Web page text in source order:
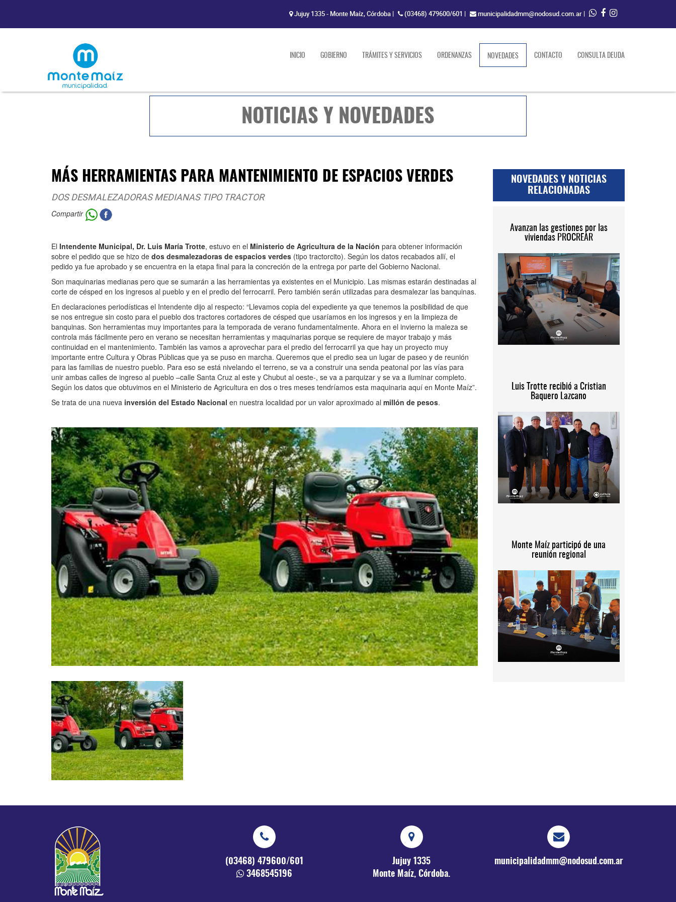
Jujuy 1335 - Monte Maíz, Córdoba | (03468) 479600/601 | municipalidadmm@nodosud.com.ar |
INICIO GOBIERNO TRÁMITES Y SERVICIOS ORDENANZAS NOVEDADES(current)CONTACTO CONSULTA DEUDA
NOTICIAS Y NOVEDADES
MÁS HERRAMIENTAS PARA MANTENIMIENTO DE ESPACIOS VERDES
DOS DESMALEZADORAS MEDIANAS TIPO TRACTOR
Compartir
El Intendente Municipal, Dr. Luis María Trotte, estuvo en el Ministerio de Agricultura de la Nación para obtener información
sobre el pedido que se hizo de dos desmalezadoras de espacios verdes (tipo tractorcito). Según los datos recabados allí, el
pedido ya fue aprobado y se encuentra en la etapa final para la concreción de la entrega por parte del Gobierno Nacional.
Son maquinarias medianas pero que se sumarán a las herramientas ya existentes en el Municipio. Las mismas estarán destinadas al
corte de césped en los ingresos al pueblo y en el predio del ferrocarril. Pero también serán utilizadas para desmalezar las banquinas.
En declaraciones periodísticas el Intendente dijo al respecto: “Llevamos copia del expediente ya que tenemos la posibilidad de que
se nos entregue sin costo para el pueblo dos tractores cortadores de césped que usaríamos en los ingresos y en la limpieza de
banquinas. Son herramientas muy importantes para la temporada de verano fundamentalmente. Ahora en el invierno la maleza se
controla más fácilmente pero en verano se necesitan herramientas y maquinarias porque se requiere de mayor trabajo y más
continuidad en el mantenimiento. También las vamos a aprovechar para el predio del ferrocarril ya que hay un proyecto muy
importante entre Cultura y Obras Públicas que ya se puso en marcha. Queremos que el predio sea un lugar de paseo y de reunión
para las familias de nuestro pueblo. Para eso se está nivelando el terreno, se va a construir una senda peatonal por las vías para
unir ambas calles de ingreso al pueblo –calle Santa Cruz al este y Chubut al oeste-, se va a parquizar y se va a iluminar completo.
Según los datos que obtuvimos en el Ministerio de Agricultura en dos o tres meses tendríamos esta maquinaria aquí en Monte Maíz”.
Se trata de una nueva inversión del Estado Nacional en nuestra localidad por un valor aproximado al millón de pesos.
NOVEDADES Y NOTICIAS
RELACIONADAS
Avanzan las gestiones por las
viviendas PROCREAR
Luis Trotte recibió a Cristian
Baquero Lazcano
Monte Maíz participó de una
reunión regional
(03468) 479600/601
3468545196
Jujuy 1335
Monte Maíz, Córdoba.
municipalidadmm@nodosud.com.ar